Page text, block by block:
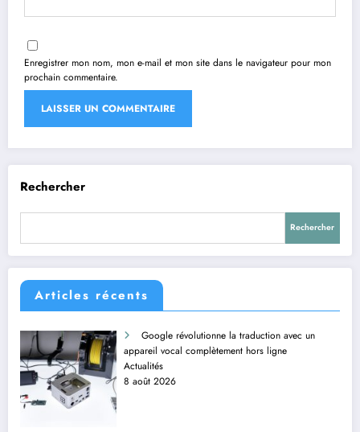
Enregistrer mon nom, mon e-mail et mon site dans le navigateur pour mon
prochain commentaire.
Rechercher
Rechercher
Articles récents
Google révolutionne la traduction avec un
appareil vocal complètement hors ligne
Actualités
8 août 2026